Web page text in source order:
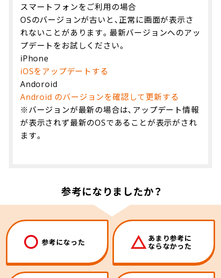
スマートフォンをご利用の場合
OSのバージョンが古いと、正常に画面が表示さ
れないことがあります。最新バージョンへのアッ
プデートをお試しください。
iPhone
iOSをアップデートする
Andoroid
Android のバージョンを確認して更新する
※バージョンが最新の場合は、アップデート情報
が表示されず最新のOSであることが表示がされ
ます。
参考になりましたか？
参考になった
あまり参考に
ならなかった